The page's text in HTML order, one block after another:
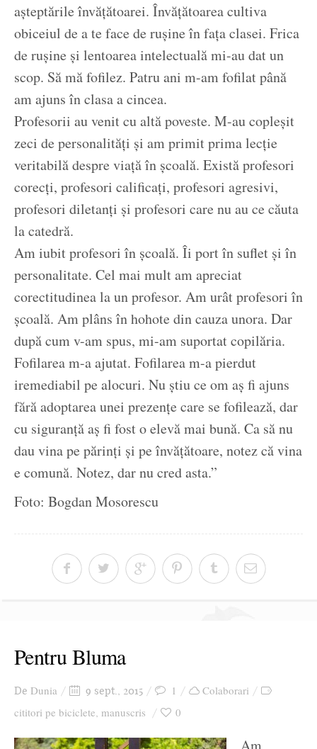
așteptările învățătoarei. Învățătoarea cultiva
obiceiul de a te face de rușine în fața clasei. Frica
de rușine și lentoarea intelectuală mi-au dat un
scop. Să mă fofilez. Patru ani m-am fofilat până
am ajuns în clasa a cincea.
Profesorii au venit cu altă poveste. M-au copleșit
zeci de personalități și am primit prima lecție
veritabilă despre viață în școală. Există profesori
corecți, profesori calificați, profesori agresivi,
profesori diletanți și profesori care nu au ce căuta
la catedră.
Am iubit profesori în școală. Îi port în suflet și în
personalitate. Cel mai mult am apreciat
corectitudinea la un profesor. Am urât profesori în
școală. Am plâns în hohote din cauza unora. Dar
după cum v-am spus, mi-am suportat copilăria.
Fofilarea m-a ajutat. Fofilarea m-a pierdut
iremediabil pe alocuri. Nu știu ce om aș fi ajuns
fără adoptarea unei prezențe care se fofilează, dar
cu siguranță aș fi fost o elevă mai bună. Ca să nu
dau vina pe părinți și pe învățătoare, notez că vina
e comună. Notez, dar nu cred asta.”
Foto: Bogdan Mosorescu
Pentru Bluma
De Dunia 9 sept., 2015 1
Colaborari
cititori pe biciclete, manuscris 0